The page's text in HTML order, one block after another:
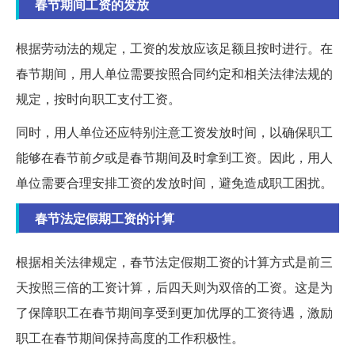
春节期间工资的发放
根据劳动法的规定，工资的发放应该足额且按时进行。在
春节期间，用人单位需要按照合同约定和相关法律法规的
规定，按时向职工支付工资。
同时，用人单位还应特别注意工资发放时间，以确保职工
能够在春节前夕或是春节期间及时拿到工资。因此，用人
单位需要合理安排工资的发放时间，避免造成职工困扰。
春节法定假期工资的计算
根据相关法律规定，春节法定假期工资的计算方式是前三
天按照三倍的工资计算，后四天则为双倍的工资。这是为
了保障职工在春节期间享受到更加优厚的工资待遇，激励
职工在春节期间保持高度的工作积极性。